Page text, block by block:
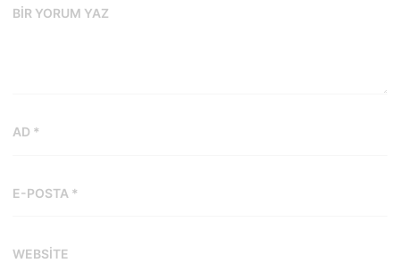
BIR YORUM YAZ
AD *
E-POSTA *
WEBSITE